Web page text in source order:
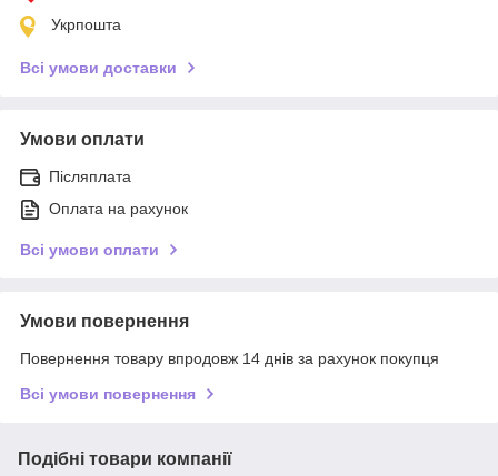
Укрпошта
Всі умови доставки
Умови оплати
Післяплата
Оплата на рахунок
Всі умови оплати
Умови повернення
Повернення товару впродовж 14 днів за рахунок покупця
Всі умови повернення
Подібні товари компанії